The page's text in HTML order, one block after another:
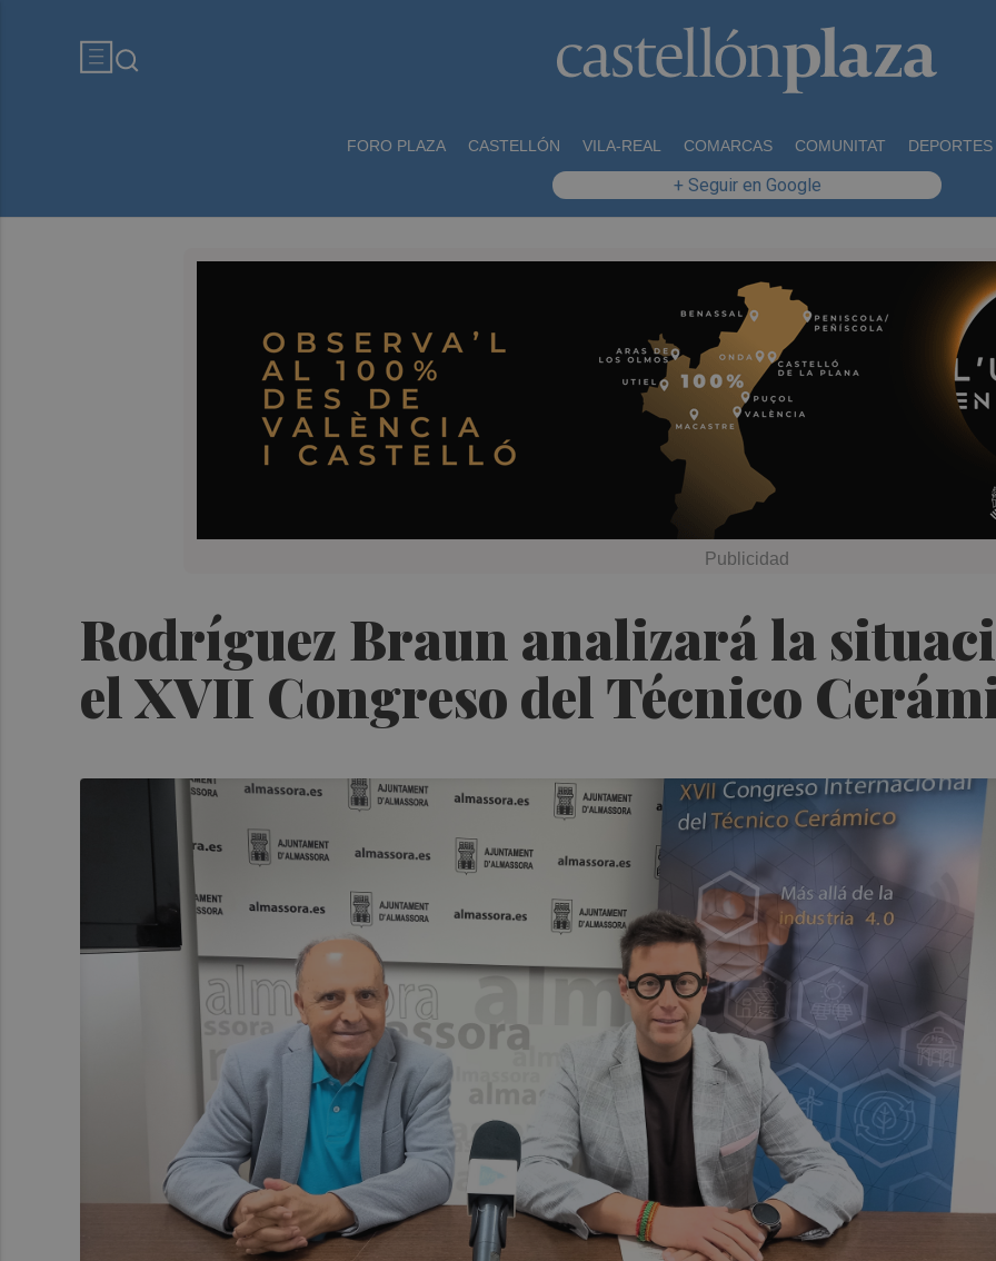
FORO PLAZA CASTELLÓN VILA-REAL COMARCAS COMUNITAT DEPORTES
+ Seguir en Google
Rodríguez Braun analizará la
el XVII Congreso del Técnico